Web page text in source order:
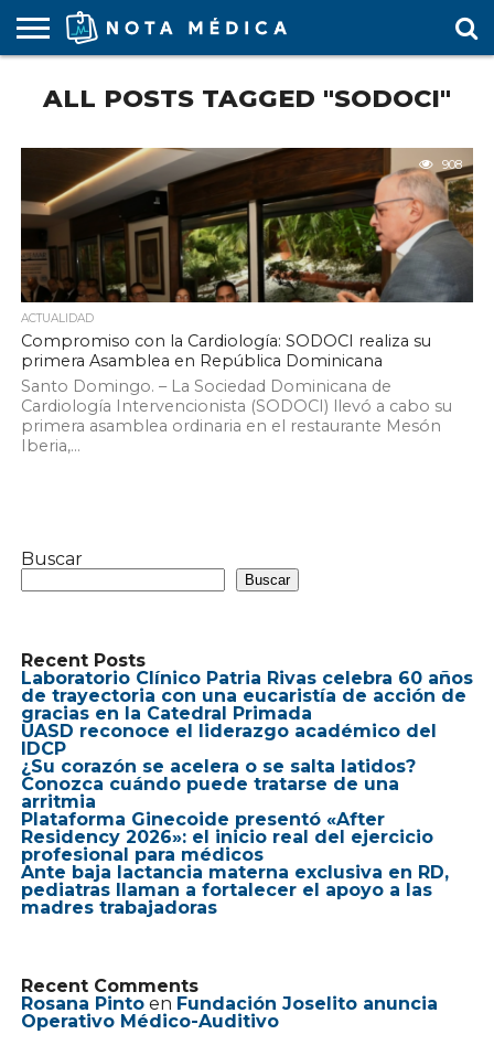
MÉDICA
ARS
ARTÍCULO
ACTUALIDAD
COLEGIO
MÉDICO
COVID-
19
EDUCACIÓN
MÉDICA
ESTUDIANTES
FARMACÉUTICAS
GUBERNAMENTAL
HOSPITALES
Y CLÍNICAS
MARKETING
MÉDICO
RESIDENTES
SALUD
LABORAL
SOCIEDADES
MÉDICAS
TURISMO
MÉDICO
VÍDEOS
ALL POSTS TAGGED "SODOCI"
908
ACTUALIDAD
Compromiso con la Cardiología: SODOCI realiza su
primera Asamblea en República Dominicana
Santo Domingo. – La Sociedad Dominicana de
Cardiología Intervencionista (SODOCI) llevó a cabo su
primera asamblea ordinaria en el restaurante Mesón
Iberia,...
Buscar
Buscar
Recent Posts
Laboratorio Clínico Patria Rivas celebra 60 años
de trayectoria con una eucaristía de acción de
gracias en la Catedral Primada
UASD reconoce el liderazgo académico del
IDCP
¿Su corazón se acelera o se salta latidos?
Conozca cuándo puede tratarse de una
arritmia
Plataforma Ginecoide presentó «After
Residency 2026»: el inicio real del ejercicio
profesional para médicos
Ante baja lactancia materna exclusiva en RD,
pediatras llaman a fortalecer el apoyo a las
madres trabajadoras
Recent Comments
Rosana Pintoen Fundación Joselito anuncia
Operativo Médico-Auditivo